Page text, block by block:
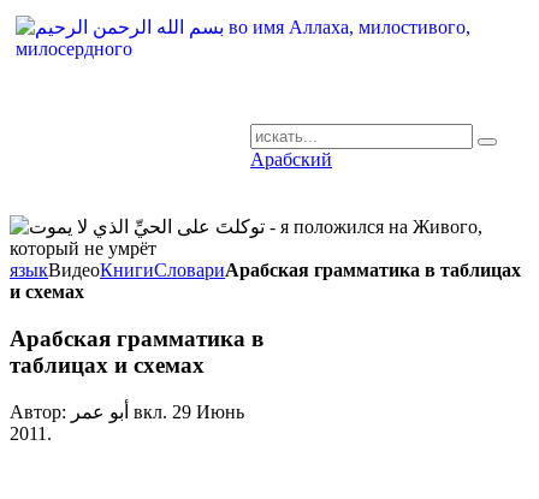
Арабский
языкВидеоКнигиСловариАрабская грамматика в таблицах
и схемах
Арабская грамматика в
таблицах и схемах
Автор: أبو عمر вкл. 29 Июнь
2011.